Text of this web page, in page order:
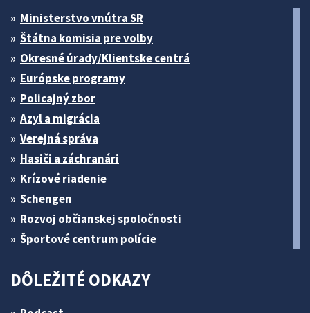
Ministerstvo vnútra SR
Štátna komisia pre volby
Okresné úrady/Klientske centrá
Európske programy
Policajný zbor
Azyl a migrácia
Verejná správa
Hasiči a záchranári
Krízové riadenie
Schengen
Rozvoj občianskej spoločnosti
Športové centrum polície
DÔLEŽITÉ ODKAZY